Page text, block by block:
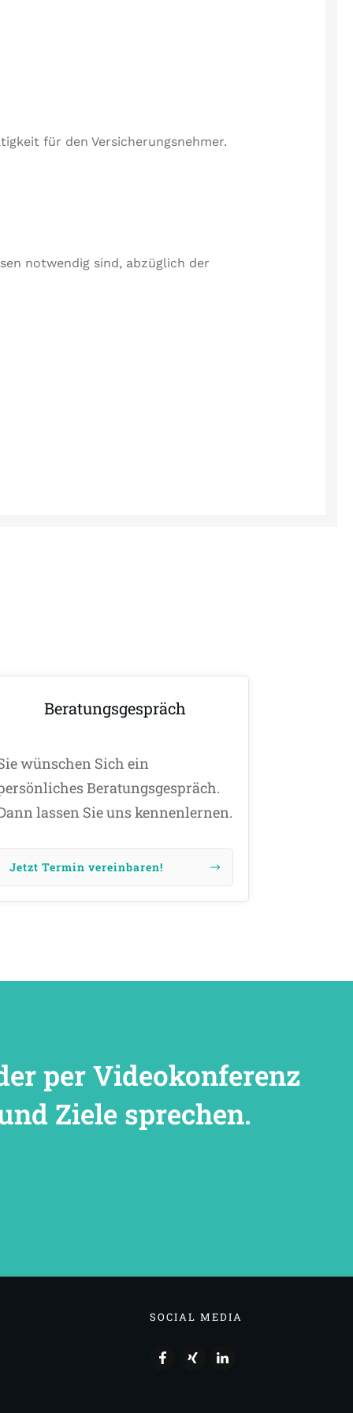
für den Versicherungsnehmer.
notwendig sind, abzüglich der
Beratungsgespräch
wünschen Sich ein
Beratungsgespräch.
lassen Sie uns kennenlernen.
Jetzt Termin vereinbaren!
per Videokonferenz
Ziele sprechen.
SOCIAL MEDIA